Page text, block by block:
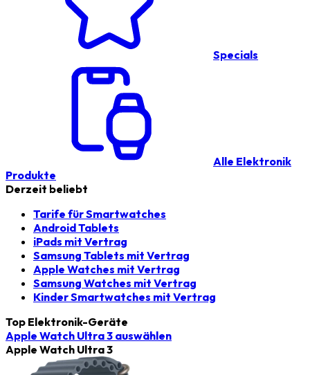
Specials
Alle Elektronik
Produkte
Derzeit beliebt
Tarife für Smartwatches
Android Tablets
iPads mit Vertrag
Samsung Tablets mit Vertrag
Apple Watches mit Vertrag
Samsung Watches mit Vertrag
Kinder Smartwatches mit Vertrag
Top Elektronik-Geräte
Apple Watch Ultra 3 auswählen
Apple Watch Ultra 3